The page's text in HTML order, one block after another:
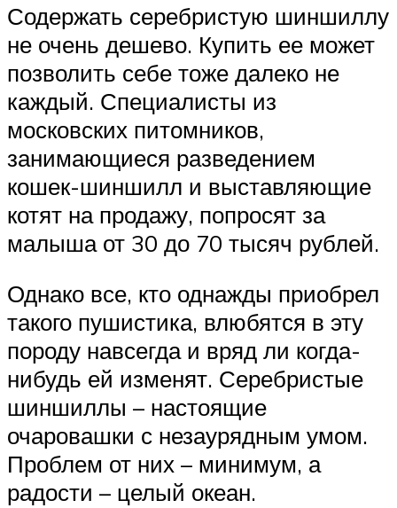
Содержать серебристую шиншиллу
не очень дешево. Купить ее может
позволить себе тоже далеко не
каждый. Специалисты из
московских питомников,
занимающиеся разведением
кошек-шиншилл и выставляющие
котят на продажу, попросят за
малыша от 30 до 70 тысяч рублей.
Однако все, кто однажды приобрел
такого пушистика, влюбятся в эту
породу навсегда и вряд ли когда-
нибудь ей изменят. Серебристые
шиншиллы – настоящие
очаровашки с незаурядным умом.
Проблем от них – минимум, а
радости – целый океан.